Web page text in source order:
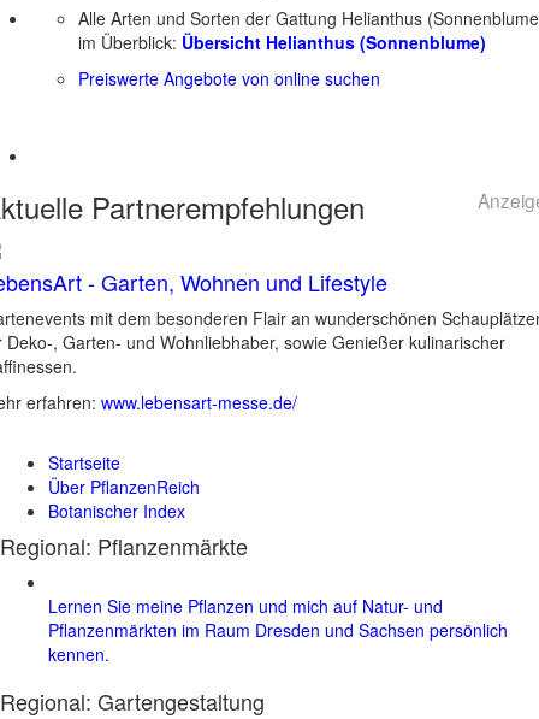
Alle Arten und Sorten der Gattung Helianthus
im Überblick: Übersicht Helianthus (Sonnenblume)
Preiswerte Angebote von online suchen
Partnerempfehlungen
- Garten, Wohnen und Lifestyle
mit dem besonderen Flair an wunderschönen
Deko-, Garten- und Wohnliebhaber, sowie Genießer kulinarischer
erfahren: www.lebensart-messe.de/
Startseite
Über PflanzenReich
Botanischer Index
Regional: Pflanzenmärkte
Lernen Sie meine Pflanzen und mich auf Natur- und
Pflanzenmärkten im Raum Dresden und Sachsen persönlich
kennen.
Regional: Gartengestaltung